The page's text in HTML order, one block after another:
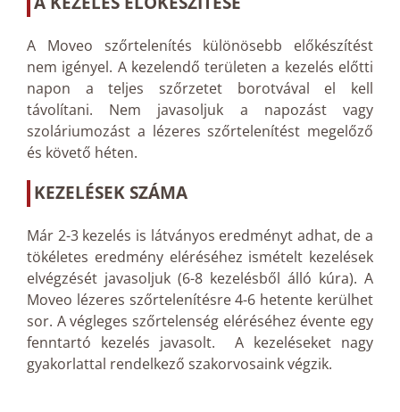
A Moveo szőrtelenítés különösebb előkészítést
nem igényel. A kezelendő területen a kezelés előtti
napon a teljes szőrzetet borotvával el kell
távolítani. Nem javasoljuk a napozást vagy
szoláriumozást a lézeres szőrtelenítést megelőző
és követő héten.
KEZELÉSEK SZÁMA
Már 2-3 kezelés is látványos eredményt adhat, de a
tökéletes eredmény eléréséhez ismételt kezelések
elvégzését javasoljuk (6-8 kezelésből álló kúra). A
Moveo lézeres szőrtelenítésre 4-6 hetente kerülhet
sor. A végleges szőrtelenség eléréséhez évente egy
fenntartó kezelés javasolt. A kezeléseket nagy
gyakorlattal rendelkező szakorvosaink végzik.